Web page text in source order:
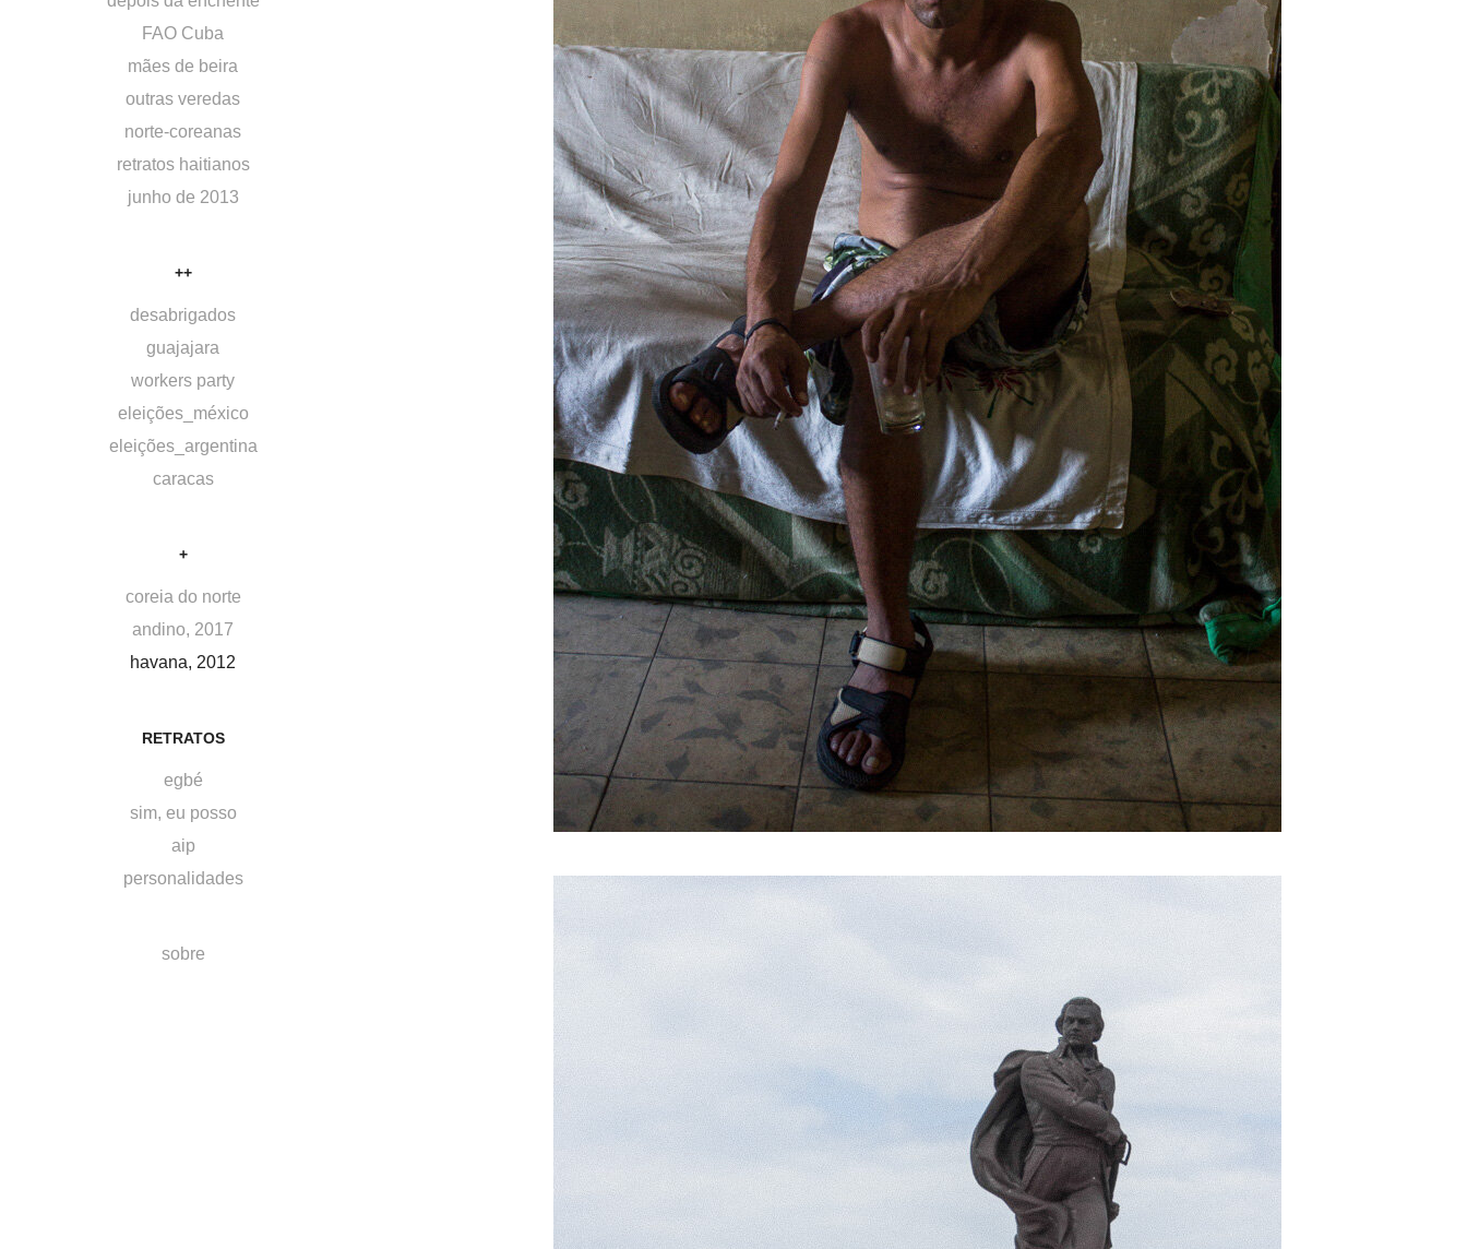
FAO Cuba
mães de beira
outras veredas
norte-coreanas
retratos haitianos
junho de 2013
++
desabrigados
guajajara
workers party
eleições_méxico
eleições_argentina
caracas
+
coreia do norte
andino, 2017
havana, 2012
RETRATOS
egbé
sim, eu posso
aip
personalidades
sobre